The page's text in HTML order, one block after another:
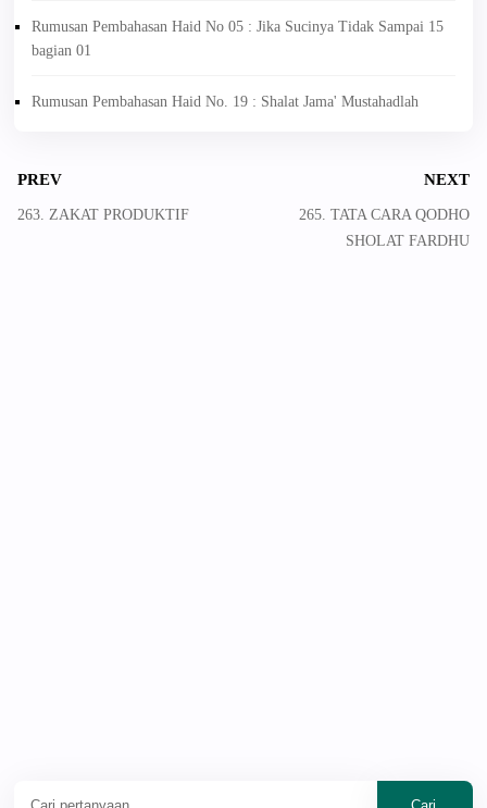
Rumusan Pembahasan Haid No 05 : Jika Sucinya Tidak Sampai 15
bagian 01
Rumusan Pembahasan Haid No. 19 : Shalat Jama' Mustahadlah
PREV
263. ZAKAT PRODUKTIF
NEXT
265. TATA CARA QODHO
SHOLAT FARDHU